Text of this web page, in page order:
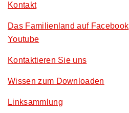
Kontakt
Das Familienland auf Facebook
Youtube
Kontaktieren Sie uns
Wissen zum Downloaden
Linksammlung